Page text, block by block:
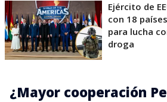
Ejército de
con 18
para lucha
droga
¿Mayor cooperación